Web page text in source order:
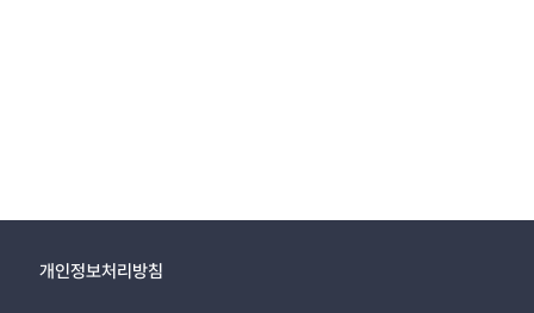
개인정보처리방침